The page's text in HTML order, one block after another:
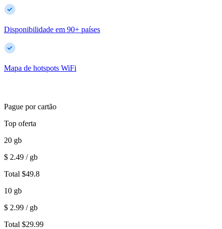
Disponibilidade em 90+ países
Mapa de hotspots WiFi
Pague por cartão
Top oferta
20 gb
$ 2.49 / gb
Total $49.8
10 gb
$ 2.99 / gb
Total $29.99